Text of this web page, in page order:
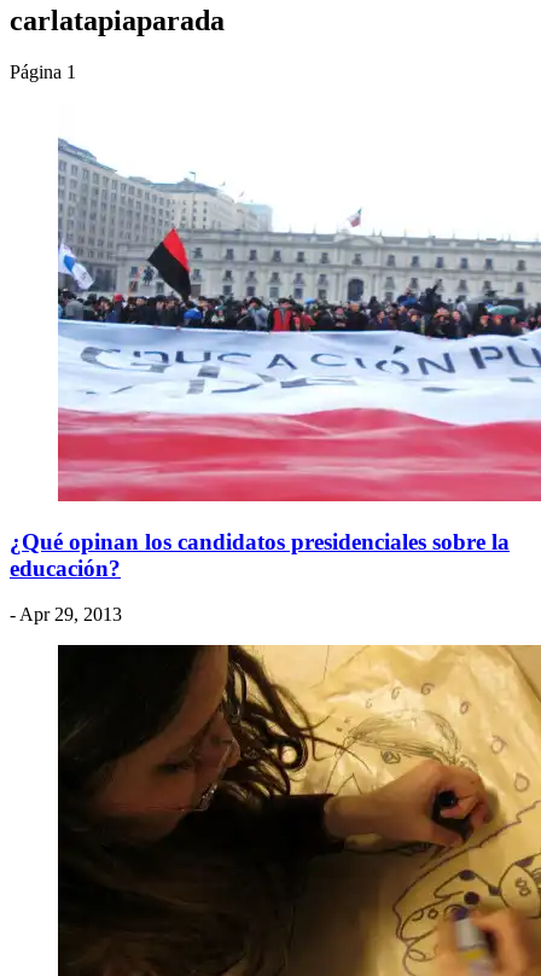
carlatapiaparada
Página 1
¿Qué opinan los candidatos presidenciales sobre la
educación?
- Apr 29, 2013